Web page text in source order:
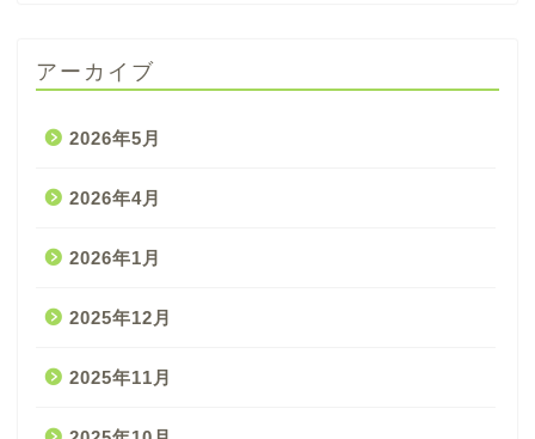
アーカイブ
2026年5月
2026年4月
2026年1月
2025年12月
2025年11月